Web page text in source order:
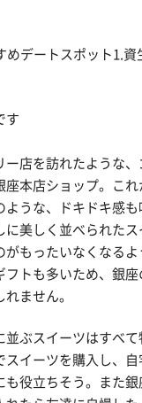
す
ー店を訪れたような
座本店ショップ。こ
ような、ドキドキ感も
に美しく並べられた
がもったいなくなる
フトも多いため、銀
ません。
並ぶスイーツはすべ
スイーツを購入し、
も役立ちそう。また